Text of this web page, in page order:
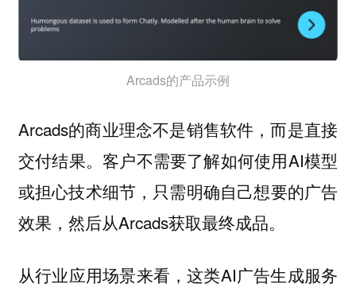
Arcads的产品示例
Arcads的商业理念不是销售软件，而是直接
交付结果。客户不需要了解如何使用AI模型
或担心技术细节，只需明确自己想要的广告
效果，然后从Arcads获取最终成品。
从行业应用场景来看，这类AI广告生成服务